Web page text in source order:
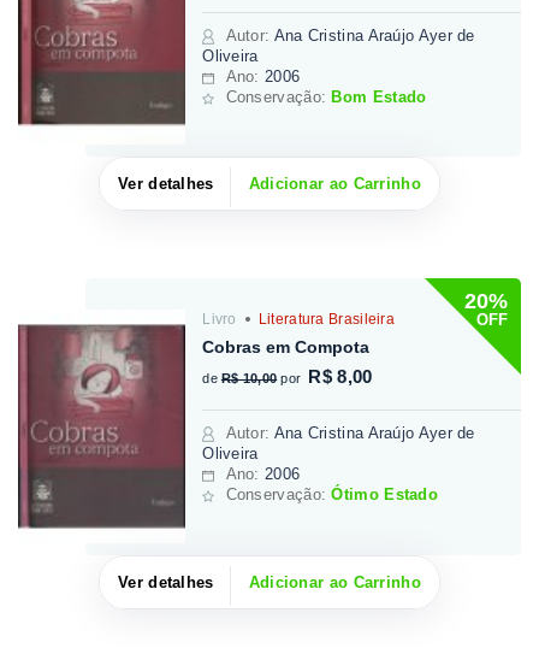
Autor: Ana Cristina Araújo Ayer de
Oliveira
Ano: 2006
Conservação: Bom Estado
Ver detalhes Adicionar ao Carrinho
20%
OFF
Livro Literatura Brasileira
Cobras em Compota
de R$ 10,00 por R$ 8,00
Autor: Ana Cristina Araújo Ayer de
Oliveira
Ano: 2006
Conservação:Ótimo Estado
Ver detalhes Adicionar ao Carrinho